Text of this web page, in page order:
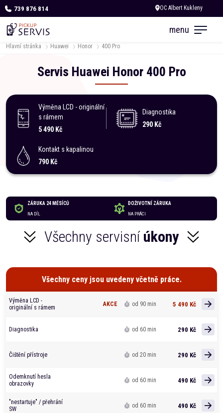
739 876 814
Dnes otevřeno do 18:00
menu
Hlavní stránka Huawei Honor 400 Pro
Servis Huawei Honor 400 Pro
Diagnostika
290 Kč
Kontakt s kapalinou
790 Kč
Výměna LCD - originální
s rámem
5 490 Kč
ZÁRUKA 24 MĚSÍCŮ
NA DÍL
DOŽIVOTNÍ ZÁRUKA
NA PRÁCI
Všechny servisní úkony
Všechny ceny jsou uvedeny včetně práce.
Výměna LCD -
originální s rámem
AKCE od 90 min 5 490 Kč
Diagnostika od 60 min 290 Kč
Čištění přístroje od 20 min 290 Kč
Odemknutí hesla
obrazovky
od 60 min 490 Kč
"nestartuje" / přehrání
SW
od 60 min 490 Kč